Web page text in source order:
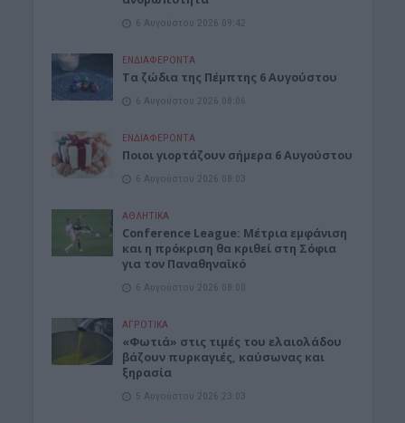
6 Αυγούστου 2026 09:42
ΕΝΔΙΑΦΕΡΟΝΤΑ
Tα ζώδια της Πέμπτης 6 Αυγούστου
6 Αυγούστου 2026 08:06
ΕΝΔΙΑΦΕΡΟΝΤΑ
Ποιοι γιορτάζουν σήμερα 6 Αυγούστου
6 Αυγούστου 2026 08:03
ΑΘΛΗΤΙΚΑ
Conference League: Μέτρια εμφάνιση
και η πρόκριση θα κριθεί στη Σόφια
για τον Παναθηναϊκό
6 Αυγούστου 2026 08:00
ΑΓΡΟΤΙΚΑ
«Φωτιά» στις τιμές του ελαιολάδου
βάζουν πυρκαγιές, καύσωνας και
ξηρασία
5 Αυγούστου 2026 23:03